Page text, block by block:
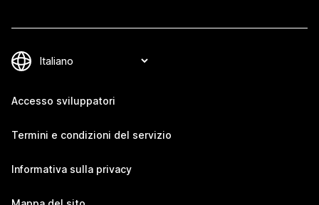
Accesso sviluppatori
Termini e condizioni del servizio
Informativa sulla privacy